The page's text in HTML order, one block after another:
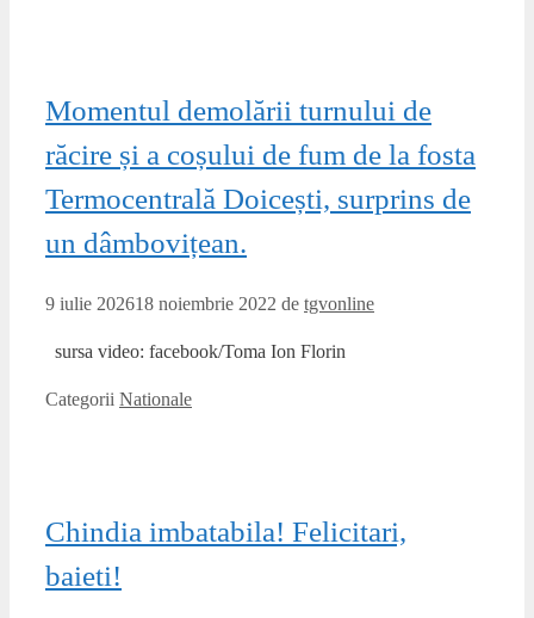
Momentul demolării turnului de
răcire și a coșului de fum de la fosta
Termocentrală Doicești, surprins de
un dâmbovițean.
9 iulie 202618 noiembrie 2022 de tgvonline
sursa video: facebook/Toma Ion Florin
Categorii Nationale
Chindia imbatabila! Felicitari,
baieti!